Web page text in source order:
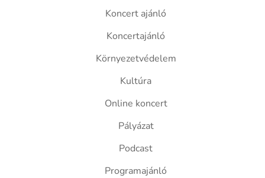
Koncert ajánló
Koncertajánló
Környezetvédelem
Kultúra
Online koncert
Pályázat
Podcast
Programajánló